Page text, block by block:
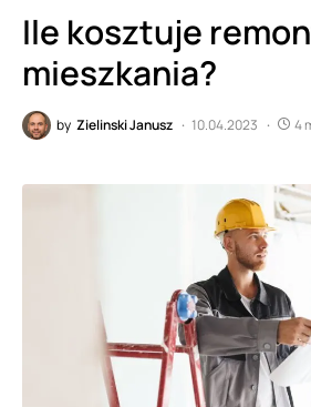
Ile kosztuje
mieszkania?
by Zielinski Janusz 10.04.2023 4